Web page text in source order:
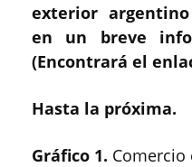
exterior argentino
en un breve
(Encontrará el
Hasta la próxima.
Gráfico 1. Comercio